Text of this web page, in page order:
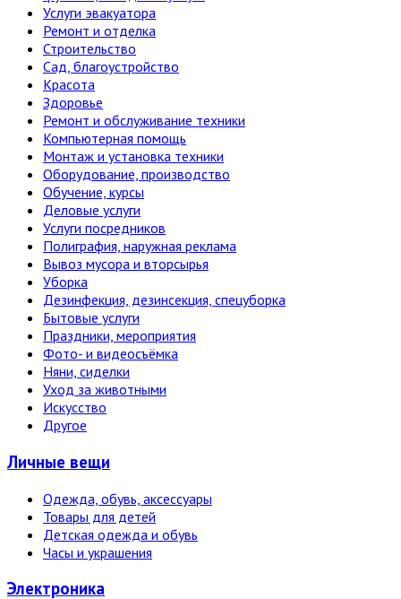
Услуги эвакуатора
Ремонт и отделка
Строительство
Сад, благоустройство
Красота
Здоровье
Ремонт и обслуживание техники
Компьютерная помощь
Монтаж и установка техники
Оборудование, производство
Обучение, курсы
Деловые услуги
Услуги посредников
Полиграфия, наружная реклама
Вывоз мусора и вторсырья
Уборка
Дезинфекция, дезинсекция, спецуборка
Бытовые услуги
Праздники, мероприятия
Фото- и видеосъёмка
Няни, сиделки
Уход за животными
Искусство
Другое
Личные вещи
Одежда, обувь, аксессуары
Товары для детей
Детская одежда и обувь
Часы и украшения
Электро­ника